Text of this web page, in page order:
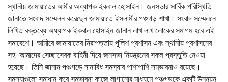
স্থানীয় জামায়াতের আমীর অধ্যাপক ইকবাল হোসাইন। জনসভার সার্বিক পরিস্থিতি
জানাতে সংবাদ সম্মেলন করেছেন জামায়াতে ইসলামীর পঞ্চগড় শাখা। সংবাদ সম্মেলনে
লিখিত বক্তব্যে অধ্যাপক ইকবাল হোসাইন জানান লাখ লাখ লোকের সমাগম হবে এই
সমাবেশে। আমীরে জামায়াতের নিরাপত্তায় পুলিশ প্রশাসন এবং স্থানীয় প্রশাসনের
সহ আমাদের সেচ্ছাসেবক বাহিনী দিয়ে জনসভা নিয়ন্ত্রনের সকল প্রস্তুুতি নেওয়া
হয়েছে। তিনি জানান পঞ্চগড়ে নানাবিধ সমস্যার পাশাপাশি সম্ভাবনাও রয়েছে।
সমস্যাগুলো সমাধান করে সম্ভাবনা কাজে লাগানোর মাধ্যমে পঞ্চগড়কে একটি উন্নয়ন